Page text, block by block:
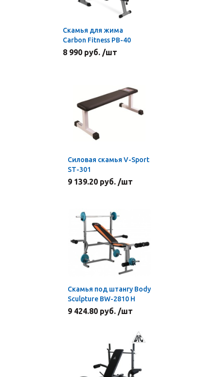
Скамья для жима
Carbon Fitness PB-40
8 990 руб. /шт
Силовая скамья V-Sport
SТ-301
9 139.20 руб. /шт
Скамья под штангу Body
Sculpture BW-2810 H
9 424.80 руб. /шт